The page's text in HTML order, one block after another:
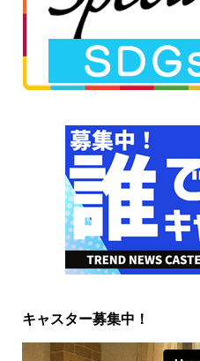
キャスター募集中！